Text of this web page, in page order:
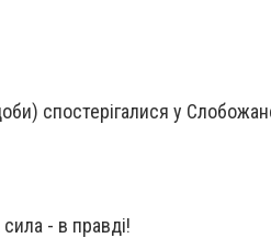
спостерігалися у
- в правді!